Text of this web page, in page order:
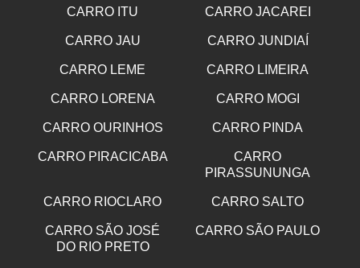
CARRO ITU CARRO JACAREI
CARRO JAU CARRO JUNDIAÍ
CARRO LEME CARRO LIMEIRA
CARRO LORENA CARRO MOGI
CARRO OURINHOS CARRO PINDA
CARRO PIRACICABA
CARRO
PIRASSUNUNGA
CARRO RIOCLARO CARRO SALTO
CARRO SÃO JOSÉ
DO RIO PRETO
CARRO SÃO PAULO